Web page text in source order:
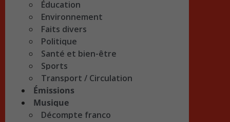
Éducation
Environnement
Faits divers
Politique
Santé et bien-être
Sports
Transport / Circulation
Émissions
Musique
Décompte franco